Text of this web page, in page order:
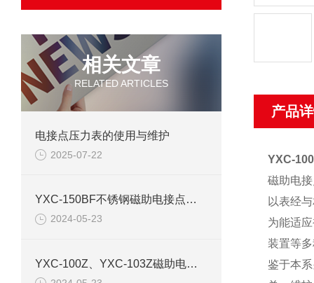
相关文章
RELATED ARTICLES
电接点压力表的使用与维护
2025-07-22
YXC-150BF不锈钢磁助电接点压力表产品介绍
2024-05-23
YXC-100Z、YXC-103Z磁助电接点压力表产品介绍
产品
YXC-
磁助电
以表经
为能适
装置等
鉴于本